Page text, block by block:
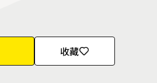
6
收藏